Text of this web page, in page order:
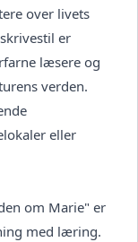
over livets
er
læsere og
verden.
eller
om Marie" er
med læring.